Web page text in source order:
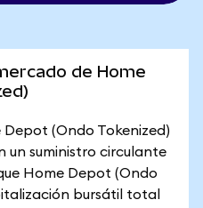
de Home
(Ondo Tokenized)
un suministro circulante
Home Depot (Ondo
bursátil total